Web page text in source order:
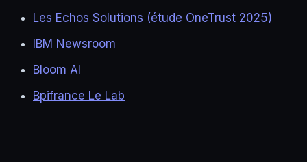
Les Echos Solutions (étude OneTrust 2025)
IBM Newsroom
Bloom AI
Bpifrance Le Lab